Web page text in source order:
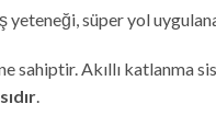
yeteneği, süper yol
sahiptir. Akıllı katlanma
.